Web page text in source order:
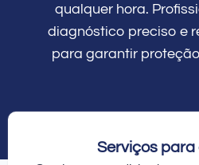
qualquer hora.
diagnóstico preciso e
para garantir
Serviços para